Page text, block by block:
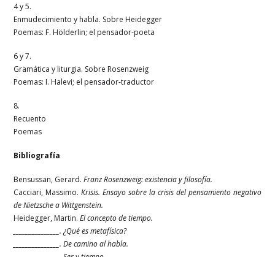
4 y 5.
Enmudecimiento y habla. Sobre Heidegger
Poemas: F. Hölderlin; el pensador-poeta
6 y 7.
Gramática y liturgia. Sobre Rosenzweig
Poemas: I. Halevi; el pensador-traductor
8.
Recuento
Poemas
Bibliografía
Bensussan, Gerard.Franz Rosenzweig: existencia y filosofía.
Cacciari, Massimo.Krisis. Ensayo sobre la crisis del pensamiento negativo
de Nietzsche a Wittgenstein.
Heidegger, Martin.El concepto de tiempo.
_______________. ¿Qué es metafísica?
_______________. De camino al habla.